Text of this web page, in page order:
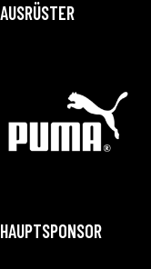
AUSRÜSTER
HAUPTSPONSOR